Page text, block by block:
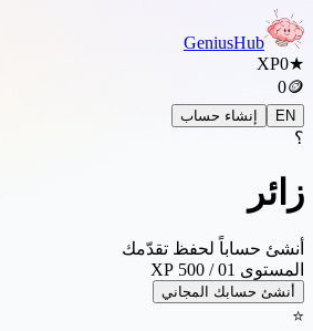
GeniusHub
★
0
XP
🪙
0
EN إنشاء حساب
؟
زائر
أنشئ حساباً لحفظ تقدّمك
المستوى 1
0
/
500
أنشئ حسابك المجاني
⭐